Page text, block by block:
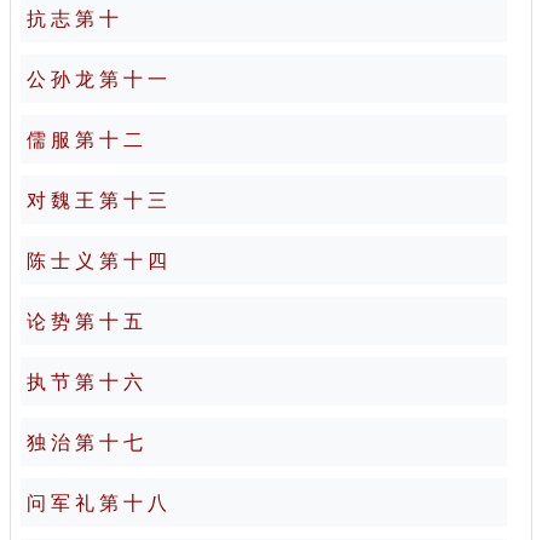
抗 志 第 十
公 孙 龙 第 十 一
儒 服 第 十 二
对 魏 王 第 十 三
陈 士 义 第 十 四
论 势 第 十 五
执 节 第 十 六
独 治 第 十 七
问 军 礼 第 十 八